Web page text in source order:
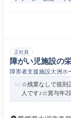
正社員
障がい児施設の
障害者支援施設大洲ホ
☆残業なしで規則
人です♪☆賞与年2